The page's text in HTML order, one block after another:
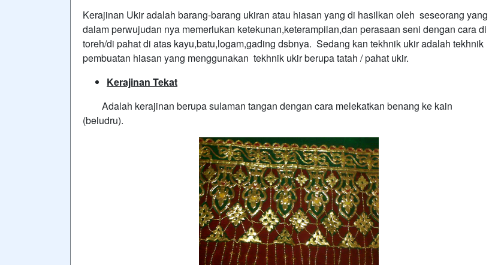
Kerajinan Ukir adalah barang-barang ukiran atau hiasan yang di hasilkan oleh seseorang yang
dalam perwujudan nya memerlukan ketekunan,keterampilan,dan perasaan seni dengan cara di
toreh/di pahat di atas kayu,batu,logam,gading dsbnya. Sedang kan tekhnik ukir adalah tekhnik
pembuatan hiasan yang menggunakan tekhnik ukir berupa tatah / pahat ukir.
Kerajinan Tekat
Adalah kerajinan berupa sulaman tangan dengan cara melekatkan benang ke kain
(beludru).